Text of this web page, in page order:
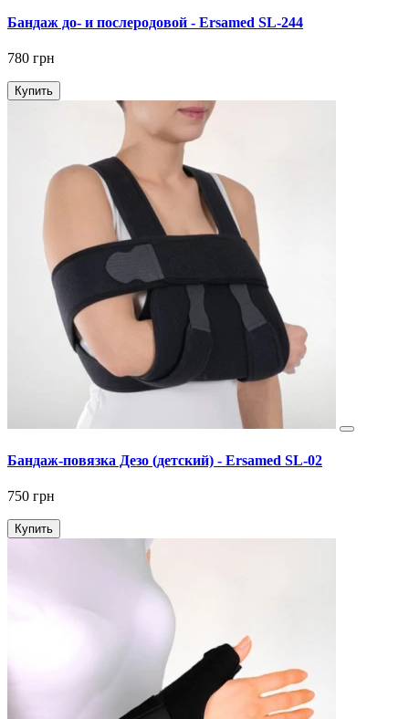
Бандаж до- и послеродовой - Ersamed SL-244
780 грн
Купить
Бандаж-повязка Дезо (детский) - Ersamed SL-02
750 грн
Купить